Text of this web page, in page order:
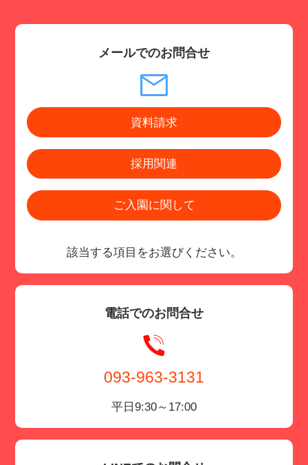
メールでのお問合せ
資料請求
採用関連
ご入園に関して
該当する項目をお選びください。
電話でのお問合せ
093-963-3131
平日9:30～17:00